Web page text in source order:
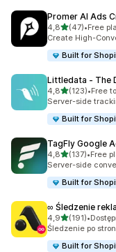
Promer AI Ads
4,8na 5 gwiazdek
(47)
Łączna liczba
•Free
Create High-
Built for
Littledata ‑ The
4,8na 5 gwiazdek
(123)
Łączna liczba
•Free
Server-side
Built for
TagFly Google
4,8na 5 gwiazdek
(137)
Łączna liczba
•Free
Server-side
Built for
∞ Śledzenie
4,9na 5 gwiazdek
(191)
Łączna liczba
•
Śledzenie po
Built for